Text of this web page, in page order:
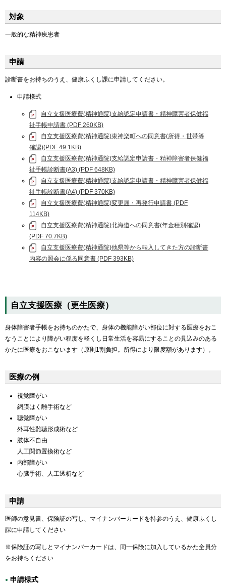
対象
一般的な精神疾患者
申請
診断書をお持ちのうえ、健康ふくし課に申請してください。
申請様式
自立支援医療費(精神通院)支給認定申請書・精神障害者保健福
祉手帳申請書 (PDF 260KB)
自立支援医療費(精神通院)東神楽町への同意書(所得・世帯等
確認)(PDF 49.1KB)
自立支援医療費(精神通院)支給認定申請書・精神障害者保健福
祉手帳診断書(A3) (PDF 648KB)
自立支援医療費(精神通院)支給認定申請書・精神障害者保健福
祉手帳診断書(A4) (PDF 370KB)
自立支援医療費(精神通院)変更届・再発行申請書 (PDF
114KB)
自立支援医療費(精神通院)北海道への同意書(年金種別確認)
(PDF 70.7KB)
自立支援医療費(精神通院)他県等から転入してきた方の診断書
内容の照会に係る同意書 (PDF 393KB)
自立支援医療（更生医療）
身体障害者手帳をお持ちのかたで、身体の機能障がい部位に対する医療をおこ
なうことにより障がい程度を軽くし日常生活を容易にすることの見込みのある
かたに医療をおこないます（原則1割負担。所得により限度額があります）。
医療の例
視覚障がい
網膜はく離手術など
聴覚障がい
外耳性難聴形成術など
肢体不自由
人工関節置換術など
内部障がい
心臓手術、人工透析など
申請
医師の意見書、保険証の写し、マイナンバーカードを持参のうえ、健康ふくし
課に申請してください
※保険証の写しとマイナンバーカードは、同一保険に加入しているかた全員分
をお持ちください
申請様式